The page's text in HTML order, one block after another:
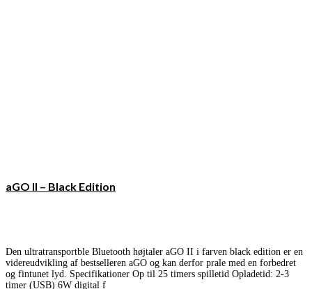
aGO II – Black Edition
Den ultratransportble Bluetooth højtaler aGO II i farven black edition er en
videreudvikling af bestselleren aGO og kan derfor prale med en forbedret
og fintunet lyd. Specifikationer Op til 25 timers spilletid Opladetid: 2-3
timer (USB) 6W digital f